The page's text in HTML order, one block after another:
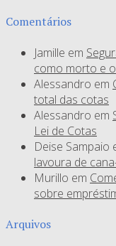
Comentários
Jamille em
como morto e
Alessandro em
total das cotas
Alessandro em
Lei de Cotas
Deise Sampaio
lavoura de
Murillo em
sobre
Arquivos